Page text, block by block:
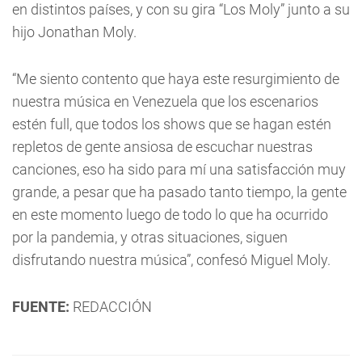
en distintos países, y con su gira “Los Moly” junto a su
hijo Jonathan Moly.
“Me siento contento que haya este resurgimiento de
nuestra música en Venezuela que los escenarios
estén full, que todos los shows que se hagan estén
repletos de gente ansiosa de escuchar nuestras
canciones, eso ha sido para mí una satisfacción muy
grande, a pesar que ha pasado tanto tiempo, la gente
en este momento luego de todo lo que ha ocurrido
por la pandemia, y otras situaciones, siguen
disfrutando nuestra música”, confesó Miguel Moly.
FUENTE: REDACCIÓN